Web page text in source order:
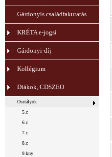
Gárdonyis családfakutatás
KRÉTA e-jogsi
Gárdonyi-díj
Kollégium
Diákok, CDSZEO
Osztályok
5.c
6.c
7.c
8.c
9.kny